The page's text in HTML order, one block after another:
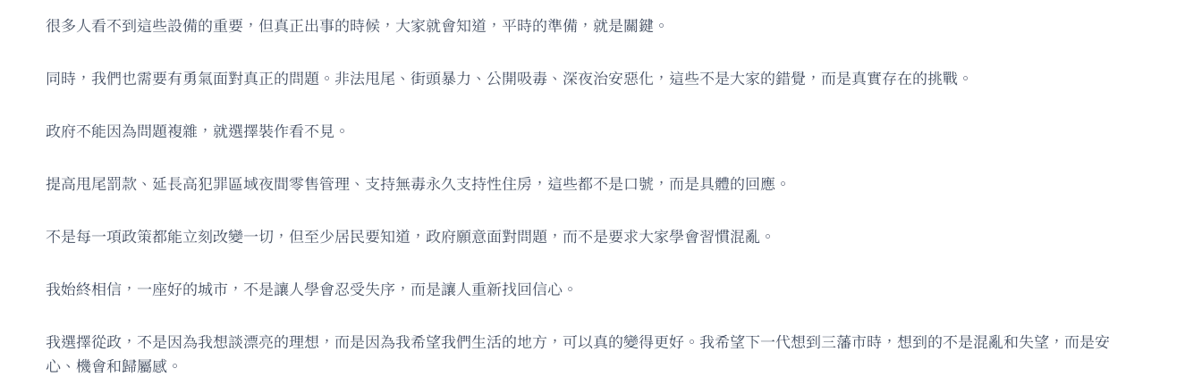
很多人看不到這些設備的重要，但真正出事的時候，大家就會知道，平時的準備，就是關鍵。
同時，我們也需要有勇氣面對真正的問題。非法甩尾、街頭暴力、公開吸毒、深夜治安惡化，這些不是大家的錯覺，而是真實存在的挑戰。
政府不能因為問題複雜，就選擇裝作看不見。
提高甩尾罰款、延長高犯罪區域夜間零售管理、支持無毒永久支持性住房，這些都不是口號，而是具體的回應。
不是每一項政策都能立刻改變一切，但至少居民要知道，政府願意面對問題，而不是要求大家學會習慣混亂。
我始終相信，一座好的城市，不是讓人學會忍受失序，而是讓人重新找回信心。
我選擇從政，不是因為我想談漂亮的理想，而是因為我希望我們生活的地方，可以真的變得更好。我希望下一代想到三藩市時，想到的不是混亂和失望，而是安
心、機會和歸屬感。